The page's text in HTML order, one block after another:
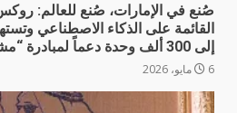
صُنع في الإمارات، صُنع للعالم:
القائمة على الذكاء الاصطناعي
إلى 300 ألف وحدة دعماً لمبادرة “مشروع 300 مليار”
6 مايو، 2026